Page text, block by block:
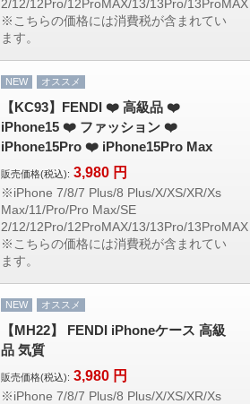
2/12/12Pro/12ProMAX/13/13Pro/13ProMAX
※こちらの価格には消費税が含まれてい
ます。
NEW オススメ
【KC93】FENDI ❤️ 高級品 ❤️
iPhone15 ❤️ ファッション ❤️
iPhone15Pro ❤️ iPhone15Pro Max
販売価格(税込): 3,980 円
※iPhone 7/8/7 Plus/8 Plus/X/XS/XR/Xs
Max/11/Pro/Pro Max/SE
2/12/12Pro/12ProMAX/13/13Pro/13ProMAX
※こちらの価格には消費税が含まれてい
ます。
NEW オススメ
【MH22】 FENDI iPhoneケース 高級
品 気質
販売価格(税込): 3,980 円
※iPhone 7/8/7 Plus/8 Plus/X/XS/XR/Xs